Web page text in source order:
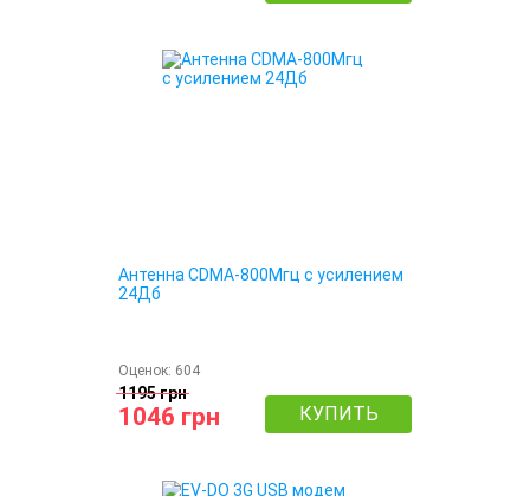
Антенна CDMA-800Мгц с усилением
24Дб
Оценок: 604
1195 грн
1046 грн КУПИТЬ